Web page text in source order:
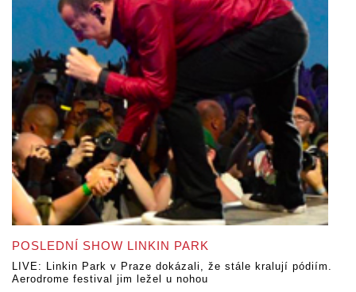
POSLEDNÍ SHOW LINKIN PARK
LIVE: Linkin Park v Praze dokázali, že stále kralují pódiím.
Aerodrome festival jim ležel u nohou